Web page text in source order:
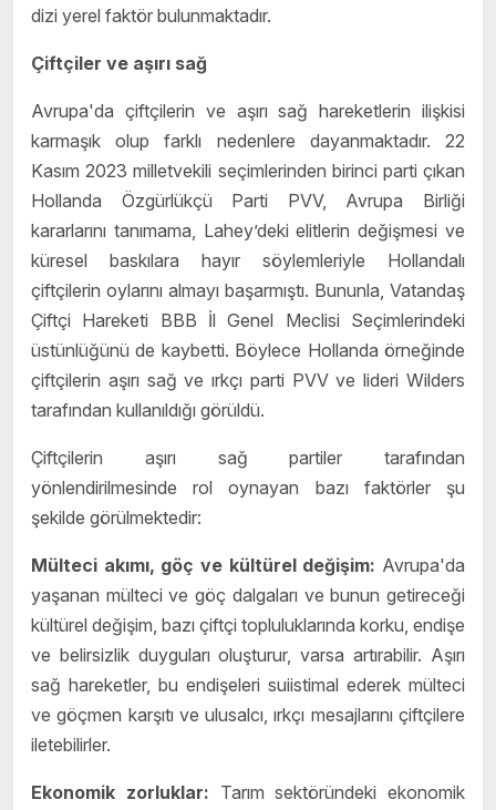
dizi yerel faktör bulunmaktadır.
Çiftçiler ve aşırı sağ
Avrupa'da çiftçilerin ve aşırı sağ hareketlerin ilişkisi
karmaşık olup farklı nedenlere dayanmaktadır. 22
Kasım 2023 milletvekili seçimlerinden birinci parti çıkan
Hollanda Özgürlükçü Parti PVV, Avrupa Birliği
kararlarını tanımama, Lahey’deki elitlerin değişmesi ve
küresel baskılara hayır söylemleriyle Hollandalı
çiftçilerin oylarını almayı başarmıştı. Bununla, Vatandaş
Çiftçi Hareketi BBB İl Genel Meclisi Seçimlerindeki
üstünlüğünü de kaybetti. Böylece Hollanda örneğinde
çiftçilerin aşırı sağ ve ırkçı parti PVV ve lideri Wilders
tarafından kullanıldığı görüldü.
Çiftçilerin aşırı sağ partiler tarafından
yönlendirilmesinde rol oynayan bazı faktörler şu
şekilde görülmektedir:
Mülteci akımı, göç ve kültürel değişim: Avrupa'da
yaşanan mülteci ve göç dalgaları ve bunun getireceği
kültürel değişim, bazı çiftçi topluluklarında korku, endişe
ve belirsizlik duyguları oluşturur, varsa artırabilir. Aşırı
sağ hareketler, bu endişeleri suiistimal ederek mülteci
ve göçmen karşıtı ve ulusalcı, ırkçı mesajlarını çiftçilere
iletebilirler.
Ekonomik zorluklar: Tarım sektöründeki ekonomik